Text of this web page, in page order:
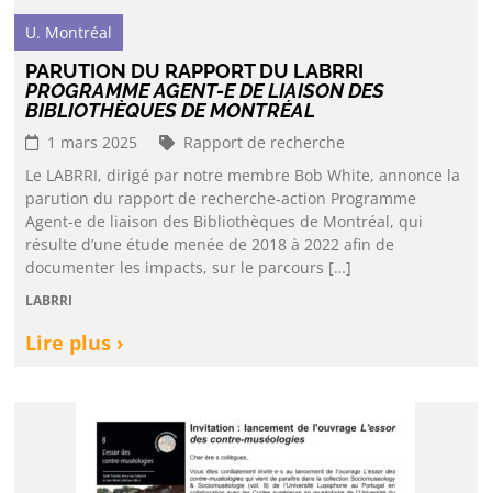
U. Montréal
PARUTION DU RAPPORT DU LABRRI
PROGRAMME AGENT-E DE LIAISON DES
BIBLIOTHÈQUES DE MONTRÉAL
1 mars 2025
Rapport de recherche
Le LABRRI, dirigé par notre membre Bob White, annonce la
parution du rapport de recherche-action Programme
Agent-e de liaison des Bibliothèques de Montréal, qui
résulte d’une étude menée de 2018 à 2022 afin de
documenter les impacts, sur le parcours […]
LABRRI
Lire plus ›